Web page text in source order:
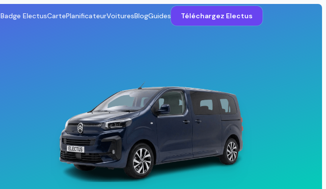
Badge ElectusCartePlanificateurVoituresBlogGuides Téléchargez Electus